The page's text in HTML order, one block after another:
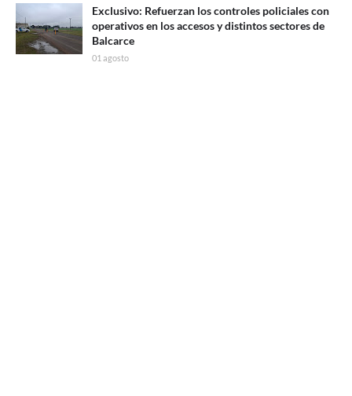
Exclusivo: Refuerzan los controles policiales con
operativos en los accesos y distintos sectores de
Balcarce
01 agosto